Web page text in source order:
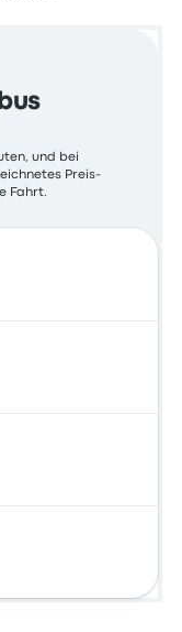
und bei
Preis-
Fahrt.